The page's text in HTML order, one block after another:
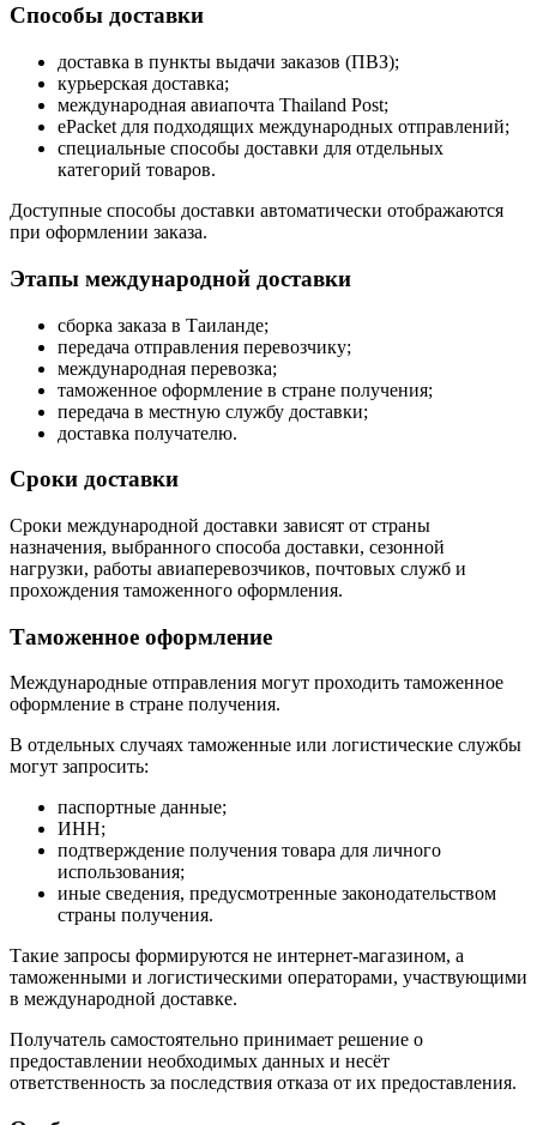
Способы доставки
доставка в пункты выдачи заказов (ПВЗ);
курьерская доставка;
международная авиапочта Thailand Post;
ePacket для подходящих международных отправлений;
специальные способы доставки для отдельных
категорий товаров.
Доступные способы доставки автоматически отображаются
при оформлении заказа.
Этапы международной доставки
сборка заказа в Таиланде;
передача отправления перевозчику;
международная перевозка;
таможенное оформление в стране получения;
передача в местную службу доставки;
доставка получателю.
Сроки доставки
Сроки международной доставки зависят от страны
назначения, выбранного способа доставки, сезонной
нагрузки, работы авиаперевозчиков, почтовых служб и
прохождения таможенного оформления.
Таможенное оформление
Международные отправления могут проходить таможенное
оформление в стране получения.
В отдельных случаях таможенные или логистические службы
могут запросить:
паспортные данные;
ИНН;
подтверждение получения товара для личного
использования;
иные сведения, предусмотренные законодательством
страны получения.
Такие запросы формируются не интернет-магазином, а
таможенными и логистическими операторами, участвующими
в международной доставке.
Получатель самостоятельно принимает решение о
предоставлении необходимых данных и несёт
ответственность за последствия отказа от их предоставления.